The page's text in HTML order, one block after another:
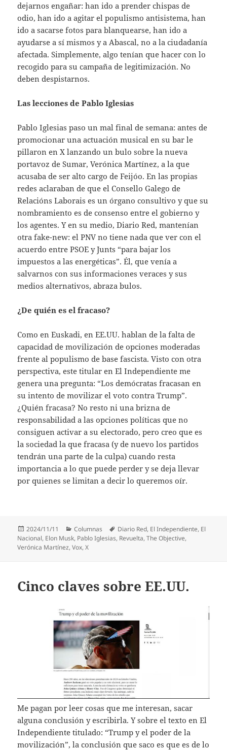
dejarnos engañar: han ido a prender chispas de
odio, han ido a agitar el populismo antisistema, han
ido a sacarse fotos para blanquearse, han ido a
ayudarse a sí mismos y a Abascal, no a la ciudadanía
afectada. Simplemente, algo tenían que hacer con lo
recogido para su campaña de legitimización. No
deben despistarnos.
Las lecciones de Pablo Iglesias
Pablo Iglesias paso un mal final de semana: antes de
promocionar una actuación musical en su bar le
pillaron en X lanzando un bulo sobre la nueva
portavoz de Sumar, Verónica Martínez, a la que
acusaba de ser alto cargo de Feijóo. En las propias
redes aclaraban de que el Consello Galego de
Relacións Laborais es un órgano consultivo y que su
nombramiento es de consenso entre el gobierno y
los agentes. Y en su medio, Diario Red, mantenían
otra fake-new: el PNV no tiene nada que ver con el
acuerdo entre PSOE y Junts “para bajar los
impuestos a las energéticas”. Él, que venía a
salvarnos con sus informaciones veraces y sus
medios alternativos, abraza bulos.
¿De quién es el fracaso?
Como en Euskadi, en EE.UU. hablan de la falta de
capacidad de movilización de opciones moderadas
frente al populismo de base fascista. Visto con otra
perspectiva, este titular en El Independiente me
genera una pregunta: “Los demócratas fracasan en
su intento de movilizar el voto contra Trump”.
¿Quién fracasa? No resto ni una brizna de
responsabilidad a las opciones políticas que no
consiguen activar a su electorado, pero creo que es
la sociedad la que fracasa (y de nuevo los partidos
tendrán una parte de la culpa) cuando resta
importancia a lo que puede perder y se deja llevar
por quienes se limitan a decir lo queremos oír.
Publicado
el
2024/11/11 Categorías
Columnas Etiquetas
Diario Red, El Independiente, El
Nacional, Elon Musk, Pablo Iglesias, Revuelta,The Objective,
Verónica Martínez,Vox,X
Cinco claves sobre EE.UU.
Me pagan por leer cosas que me interesan, sacar
alguna conclusión y escribirla. Y sobre el texto en El
Independiente titulado: “Trump y el poder de la
movilización”, la conclusión que saco es que es de lo